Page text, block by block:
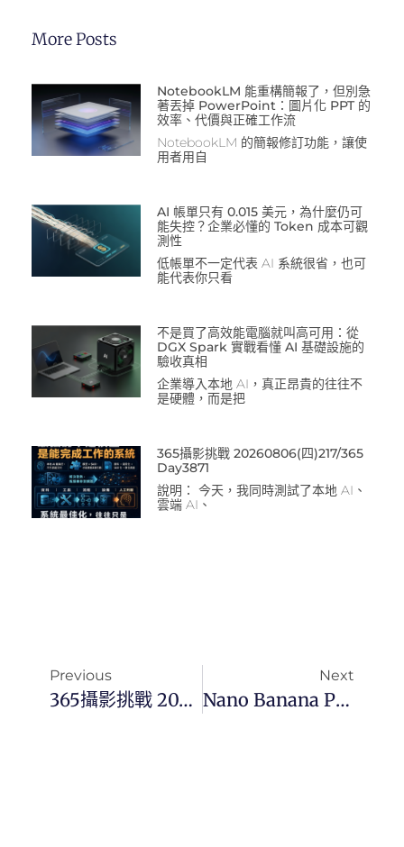
More Posts
NotebookLM 能重構簡報了，但別急
著丟掉 PowerPoint：圖片化 PPT 的
效率、代價與正確工作流
NotebookLM 的簡報修訂功能，讓使
用者用自
AI 帳單只有 0.015 美元，為什麼仍可
能失控？企業必懂的 Token 成本可觀
測性
低帳單不一定代表 AI 系統很省，也可
能代表你只看
不是買了高效能電腦就叫高可用：從
DGX Spark 實戰看懂 AI 基礎設施的
驗收真相
企業導入本地 AI，真正昂貴的往往不
是硬體，而是把
365攝影挑戰 20260806(四)217/365
Day3871
說明： 今天，我同時測試了本地 AI、
雲端 AI、
Previous
365攝影挑戰 20251121(五)325/365 Day3594
Next
Nano Banana Pro：中文生成與影像生產力的革命